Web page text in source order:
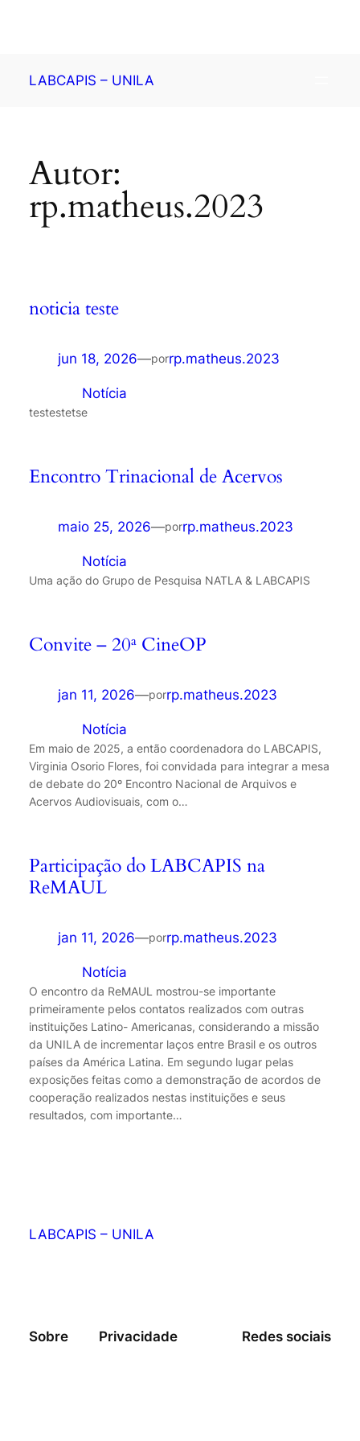
LABCAPIS – UNILA
Autor:
rp.matheus.2023
noticia teste
jun 18, 2026—porrp.matheus.2023
Notícia
testestetse
Encontro Trinacional de Acervos
maio 25, 2026—porrp.matheus.2023
Notícia
Uma ação do Grupo de Pesquisa NATLA & LABCAPIS
Convite – 20ª CineOP
jan 11, 2026—porrp.matheus.2023
Notícia
Em maio de 2025, a então coordenadora do LABCAPIS,
Virginia Osorio Flores, foi convidada para integrar a mesa
de debate do 20º Encontro Nacional de Arquivos e
Acervos Audiovisuais, com o…
Participação do LABCAPIS na
ReMAUL
jan 11, 2026—porrp.matheus.2023
Notícia
O encontro da ReMAUL mostrou-se importante
primeiramente pelos contatos realizados com outras
instituições Latino- Americanas, considerando a missão
da UNILA de incrementar laços entre Brasil e os outros
países da América Latina. Em segundo lugar pelas
exposições feitas como a demonstração de acordos de
cooperação realizados nestas instituições e seus
resultados, com importante…
LABCAPIS – UNILA
Sobre Privacidade Redes sociais